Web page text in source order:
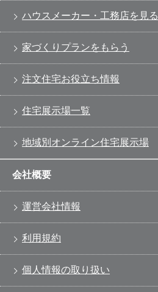
ハウスメーカー・工務店を見る
家づくりプランをもらう
注文住宅お役立ち情報
住宅展示場一覧
地域別オンライン住宅展示場
会社概要
運営会社情報
利用規約
個人情報の取り扱い